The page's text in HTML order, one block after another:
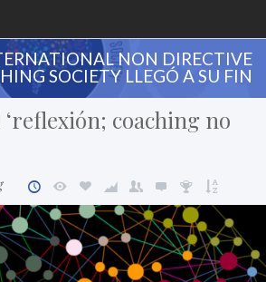
NON DIRECTIVE
SOCIETY LLEGÓ A SU FIN
‘reflexión; coaching no